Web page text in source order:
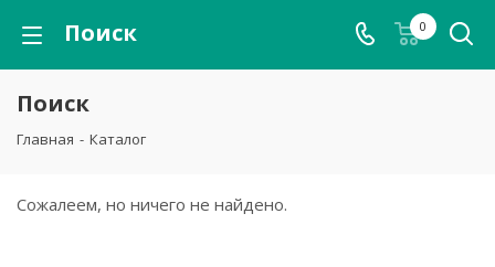
Поиск 0
Поиск
Главная - Каталог
Сожалеем, но ничего не найдено.